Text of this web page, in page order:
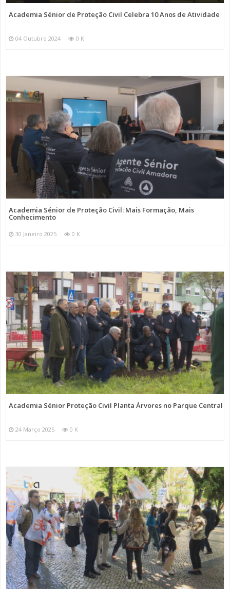
Academia Sénior de Proteção Civil Celebra 10 Anos de Atividade
04 Outubro 2024 0 K
Academia Sénior de Proteção Civil: Mais Formação, Mais
Conhecimento
30 Janeiro 2025 0 K
Academia Sénior Proteção Civil Planta Árvores no Parque Central
24 Março 2025 0 K